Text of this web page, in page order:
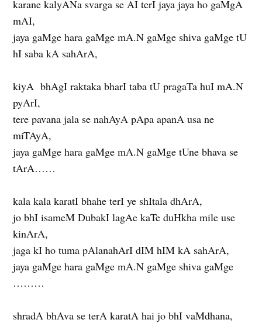
karane kalyANa svarga se AI terI jaya jaya ho gaMgA
mAI,
jaya gaMge hara gaMge mA.N gaMge shiva gaMge tU
hI saba kA sahArA,
kiyA bhAgI raktaka bharI taba tU pragaTa huI mA.N
pyArI,
tere pavana jala se nahAyA pApa apanA usa ne
miTAyA,
jaya gaMge hara gaMge mA.N gaMge tUne bhava se
tArA……
kala kala karatI bhahe terI ye shItala dhArA,
jo bhI isameM DubakI lagAe kaTe duHkha mile use
kinArA,
jaga kI ho tuma pAlanahArI dIM hIM kA sahArA,
jaya gaMge hara gaMge mA.N gaMge shiva gaMge
………
shradA bhAva se terA karatA hai jo bhI vaMdhana,